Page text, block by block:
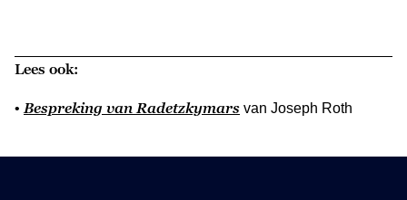
Lees ook:
• Bespreking van Radetzkymars van Joseph Roth